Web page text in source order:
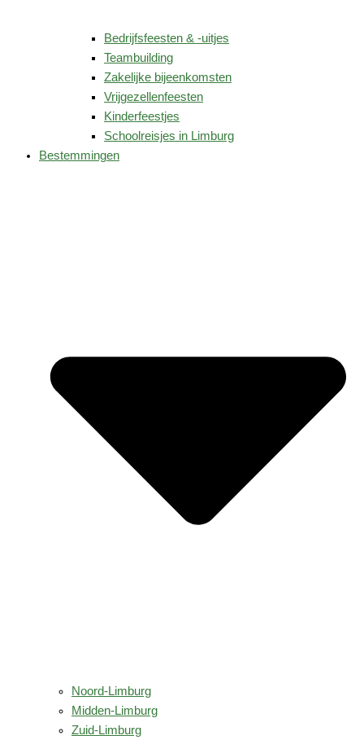
Bedrijfsfeesten & -uitjes
Teambuilding
Zakelijke bijeenkomsten
Vrijgezellenfeesten
Kinderfeestjes
Schoolreisjes in Limburg
Bestemmingen
Noord-Limburg
Midden-Limburg
Zuid-Limburg